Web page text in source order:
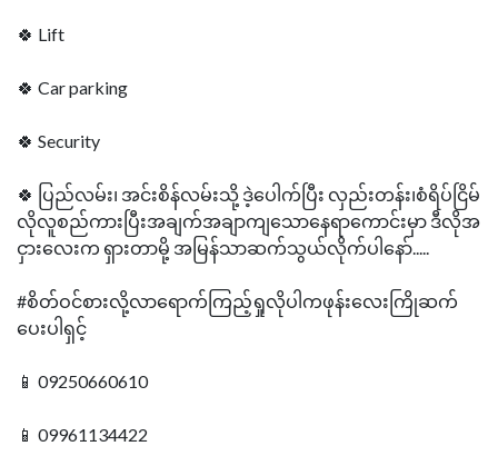
🍀 Lift
🍀 Car parking
🍀 Security
🍀 ပြည်လမ်း၊ အင်းစိန်လမ်းသို့ ဒဲ့ပေါက်ပြီး လှည်းတန်း၊စံရိပ်ငြိမ်
လိုလူစည်ကားပြီးအချက်အချာကျသောနေရာကောင်းမှာ ဒီလိုအ
ငှားလေးက ရှားတာမို့ အမြန်သာဆက်သွယ်လိုက်ပါနော်.....
#စိတ်ဝင်စားလို့လာရောက်ကြည့်ရှုလိုပါကဖုန်းလေးကြိုဆက်
ပေးပါရှင့်
📱 09250660610
📱 09961134422